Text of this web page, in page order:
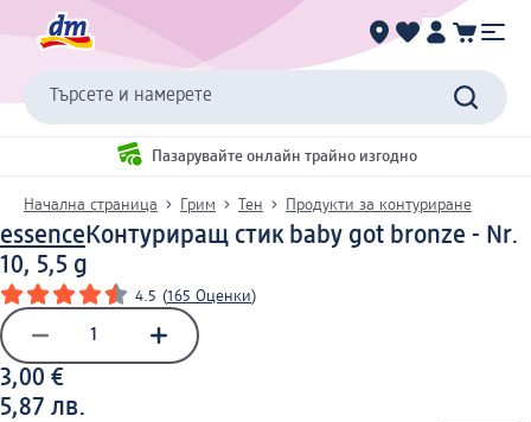
Търсете и намерете
Пазарувайте онлайн трайно изгодно
Начална страница Грим Тен Продукти за контуриране
essence Контуриращ стик baby got bronze - Nr.
10, 5,5 g
4.5 (165 Оценки)
3,00 €
5,87 лв.